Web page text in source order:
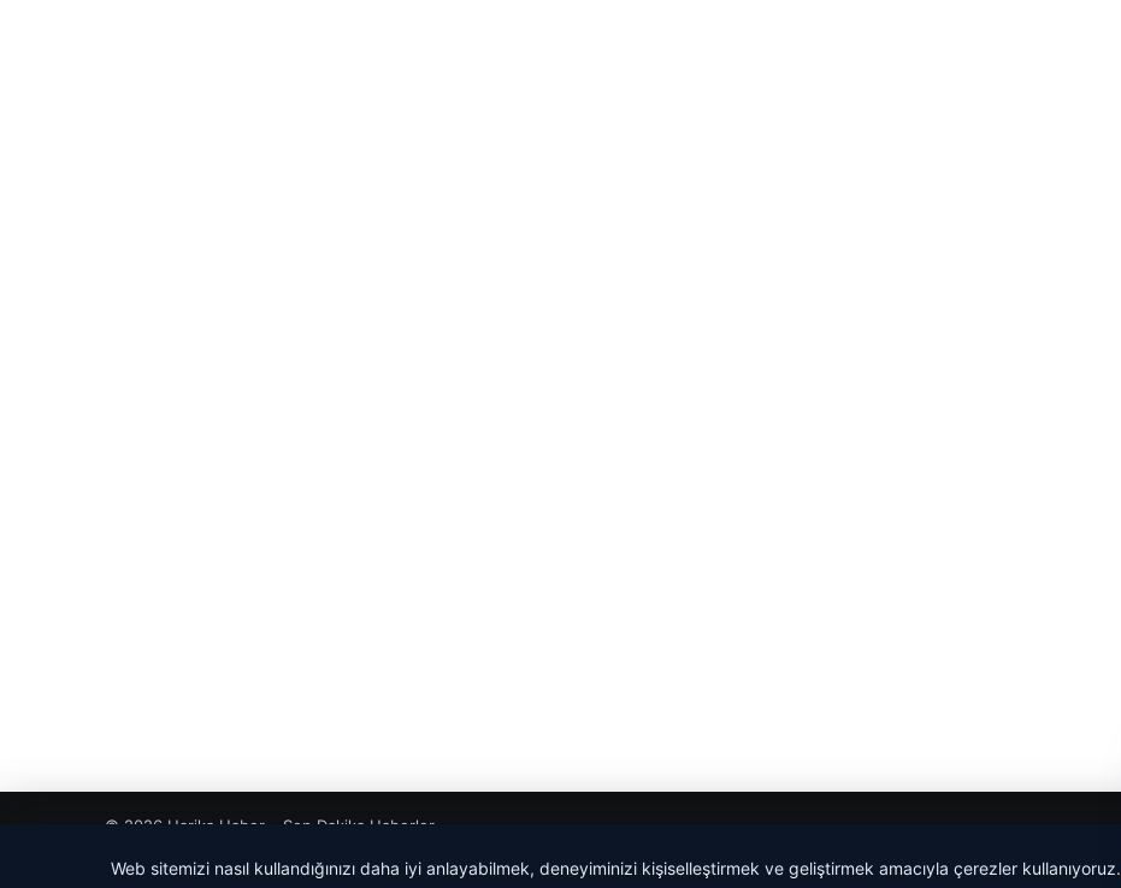
© 2026 Harika Haber – Son Dakika Haberler
Web sitemizi nasıl kullandığınızı daha iyi anlayabilmek, deneyiminizi kişiselleştirmek ve geliştirmek amacıyla çerezler kullanıyoruz.
Yeminli Tercüme Bürosu|Malta Dil Okulu|lemagrup.com.tr